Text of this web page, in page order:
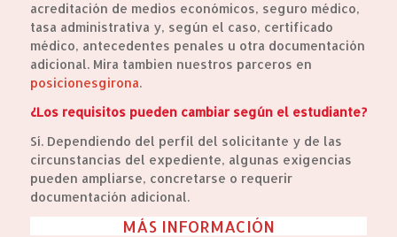
acreditación de medios económicos, seguro médico,
tasa administrativa y, según el caso, certificado
médico, antecedentes penales u otra documentación
adicional. Mira tambien nuestros parceros en
posicionesgirona.
¿Los requisitos pueden cambiar según el estudiante?
Sí. Dependiendo del perfil del solicitante y de las
circunstancias del expediente, algunas exigencias
pueden ampliarse, concretarse o requerir
documentación adicional.
MÁS INFORMACIÓN